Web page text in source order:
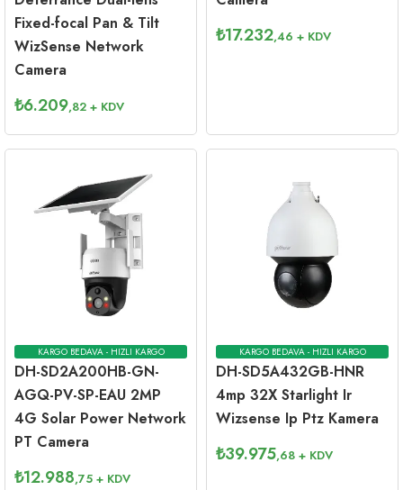
Fixed-focal Pan & Tilt
WizSense Network
Camera
₺6.209,82 + KDV
₺17.232,46 + KDV
KARGO BEDAVA - HIZLI KARGO
DH-SD2A200HB-GN-
AGQ-PV-SP-EAU 2MP
4G Solar Power Network
PT Camera
₺12.988,75 + KDV
KARGO BEDAVA - HIZLI KARGO
DH-SD5A432GB-HNR
4mp 32X Starlight Ir
Wizsense Ip Ptz Kamera
₺39.975,68 + KDV